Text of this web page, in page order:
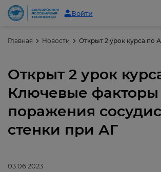
Войти
Главная Новости
Открыт 2 урок
Ключевые факторы
поражения
стенки при АГ
03.06.2023